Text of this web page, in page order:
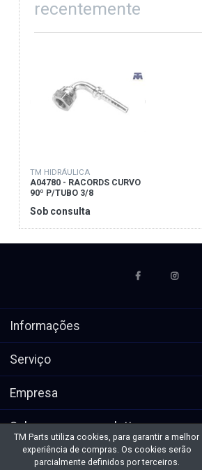
recentemente
TM HIDRÁULICA
A04780 - RACORDS CURVO
90º P/TUBO 3/8
Sob consulta
Informações
Serviço
Empresa
Subscrever a newsletters
* Todos os preços excl. IVA, mais
Direitos
TM Parts utiliza cookies, para garantir a melhor
experiência de compras. Os cookies serão
parcialmente definidos por terceiros.